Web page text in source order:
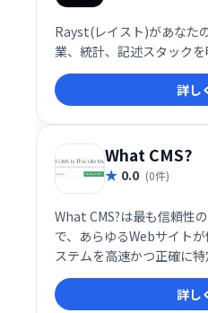
Rayst(レイスト)があなた
業、統計、記述スタックを
詳し
What CMS?
0.0 (0件)
What CMS?は最も信頼性
で、あらゆるWebサイト
ステムを高速かつ正確に特
詳し